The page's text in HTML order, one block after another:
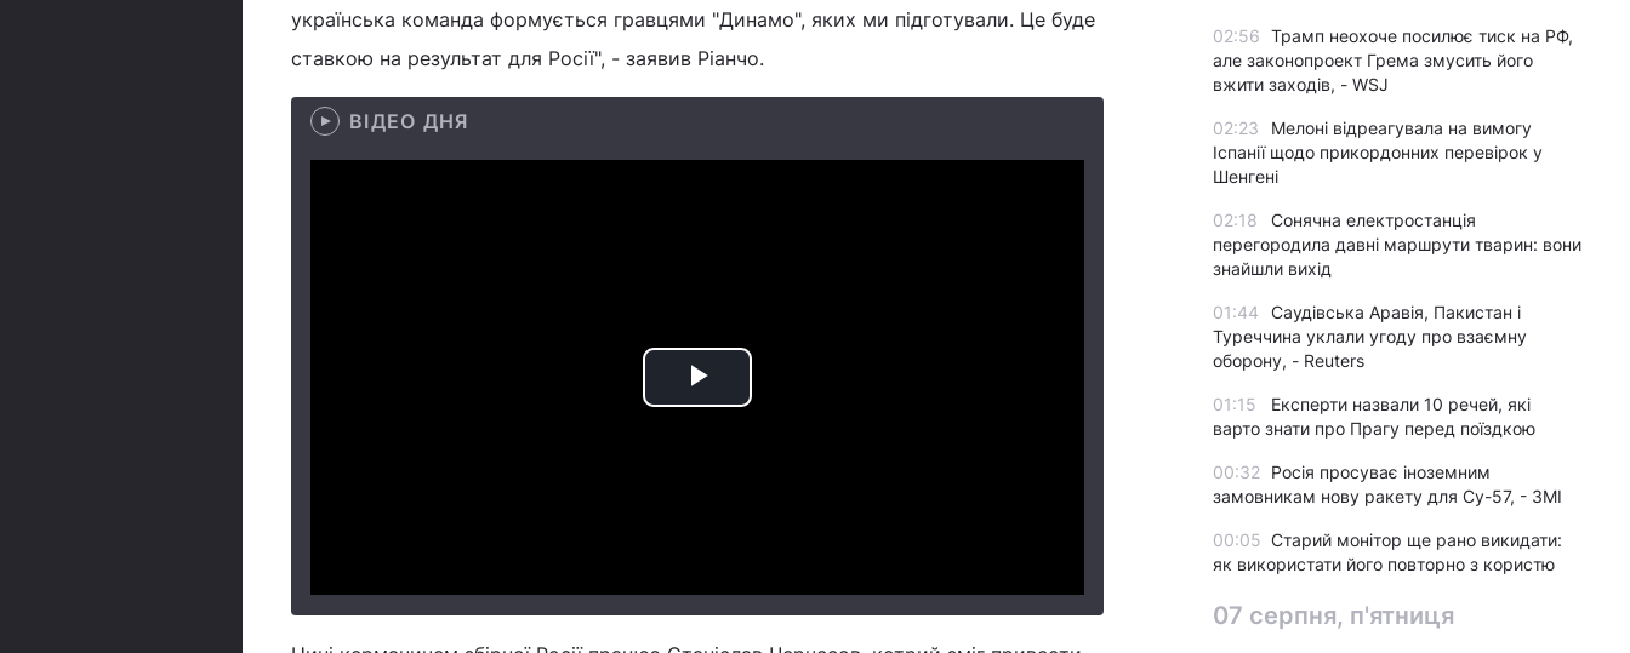
українська команда формується гравцями "Динамо", яких ми підготували. Це буде
ставкою на результат для Росії", - заявив Ріанчо.
ВІДЕО ДНЯ
Play
02:56 Трамп неохоче посилює тиск на РФ,
але законопроект Грема змусить його
вжити заходів, - WSJ
02:23
Мелоні відреагувала на вимогу
Іспанії щодо прикордонних перевірок у
Шенгені
02:18
Сонячна електростанція
перегородила давні маршрути тварин: вони
знайшли вихід
01:44
Саудівська Аравія, Пакистан і
Туреччина уклали угоду про взаємну
оборону, - Reuters
01:15
Експерти назвали 10 речей, які
варто знати про Прагу перед поїздкою
00:32
Росія просуває іноземним
замовникам нову ракету для Су-57, - ЗМІ
00:05 Старий монітор ще рано викидати:
як використати його повторно з користю
07 серпня, п'ятниця